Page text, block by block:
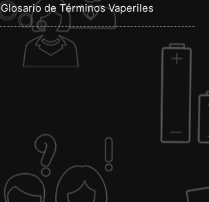
Glosario de Términos Vaperiles